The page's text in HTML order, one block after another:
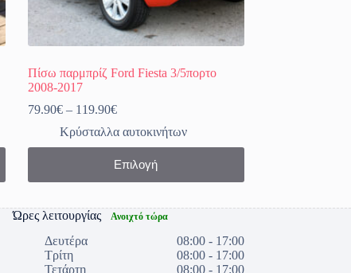
Πίσω παρμπρίζ Ford Fiesta 3/5πορτο
2008-2017
79.90€ – 119.90€Price
79.90€
through
119.90€
Κρύσταλλα αυτοκινήτων
Επιλογή
Αυτό
προϊόν
πολλαπλές
παραλλαγές.
επιλογές
μπορούν
Ώρες λειτουργίας Ανοιχτό τώρα
Δευτέρα
08:00 - 17:00
Τρίτη
08:00 - 17:00
Τετάρτη
08:00 - 17:00